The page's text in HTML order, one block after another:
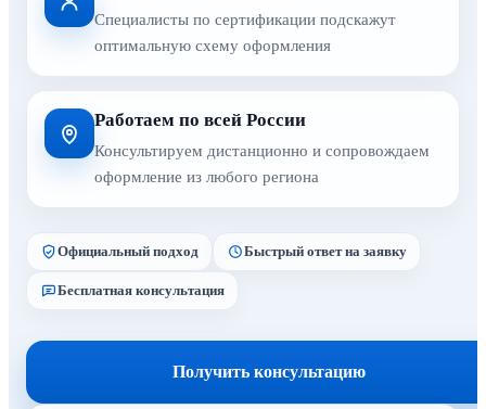
Специалисты по сертификации подскажут
оптимальную схему оформления
Работаем по всей России
Консультируем дистанционно и сопровождаем
оформление из любого региона
Официальный подход Быстрый ответ на заявку
Бесплатная консультация
Получить консультацию